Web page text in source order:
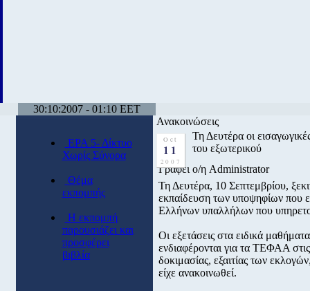
30:10:2007 - 01:10 EET
ΕΡΑ 5- Δίκτυο
Χωρίς Σύνορα
Θέμα
εκπομπής
Η εκπομπή
παρουσιάζει και
προσφέρει
βιβλία
Ανακοινώσεις
Oct
11
2007
Τη Δευτέρα οι
του εξωτερικού
Γράφει ο/η Administrator
Τη Δευτέρα, 10 Σεπτεμβρίου,
εκπαίδευση των υποψηφίων που
Ελλήνων υπαλλήλων που
Οι εξετάσεις στα ειδικά
ενδιαφέρονται για τα ΤΕΦΑΑ στις
δοκιμασίας, εξαιτίας των
είχε ανακοινωθεί.